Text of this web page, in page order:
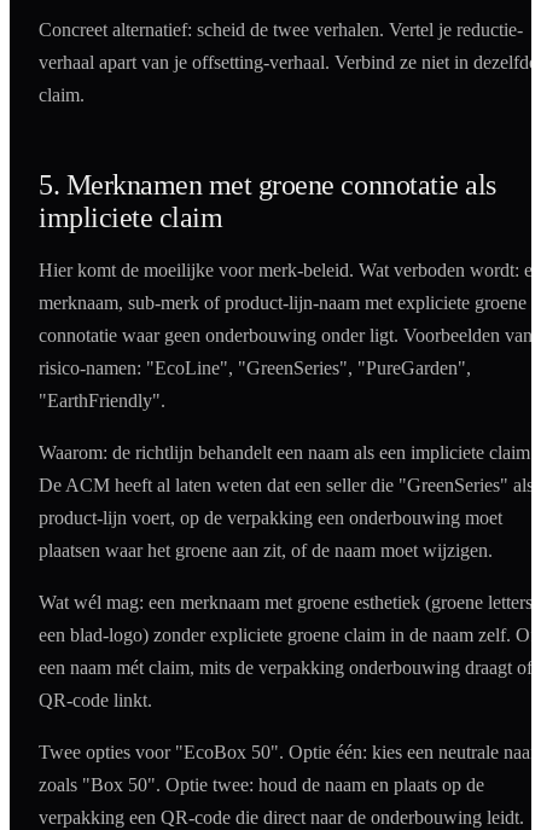
Concreet alternatief: scheid de twee verhalen. Vertel je reductie-
verhaal apart van je offsetting-verhaal. Verbind ze niet in dezelfde
claim.
5. Merknamen met groene connotatie als
impliciete claim
Hier komt de moeilijke voor merk-beleid. Wat verboden wordt:
merknaam, sub-merk of product-lijn-naam met expliciete groene
connotatie waar geen onderbouwing onder ligt. Voorbeelden van
risico-namen: "EcoLine", "GreenSeries", "PureGarden",
"EarthFriendly".
Waarom: de richtlijn behandelt een naam als een impliciete claim.
De ACM heeft al laten weten dat een seller die "GreenSeries" als
product-lijn voert, op de verpakking een onderbouwing moet
plaatsen waar het groene aan zit, of de naam moet wijzigen.
Wat wél mag: een merknaam met groene esthetiek (groene letters,
een blad-logo) zonder expliciete groene claim in de naam zelf. Of
een naam mét claim, mits de verpakking onderbouwing draagt of
QR-code linkt.
Twee opties voor "EcoBox 50". Optie één: kies een neutrale
zoals "Box 50". Optie twee: houd de naam en plaats op de
verpakking een QR-code die direct naar de onderbouwing leidt.